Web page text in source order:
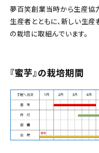
夢百笑創業当時から生産協
生産者とともに、新しい生
の栽培に取組んでいます。
『蜜芋』の栽培期間